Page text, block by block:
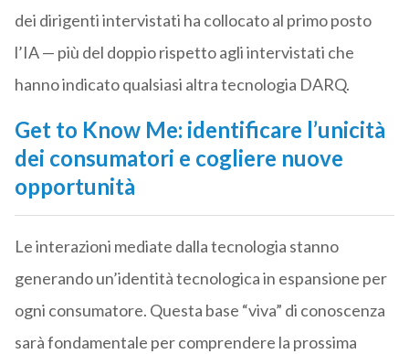
dei dirigenti intervistati ha collocato al primo posto
l’IA — più del doppio rispetto agli intervistati che
hanno indicato qualsiasi altra tecnologia DARQ.
Get to Know Me: identificare l’unicità
dei consumatori e cogliere nuove
opportunità
Le interazioni mediate dalla tecnologia stanno
generando un’identità tecnologica in espansione per
ogni consumatore. Questa base “viva” di conoscenza
sarà fondamentale per comprendere la prossima